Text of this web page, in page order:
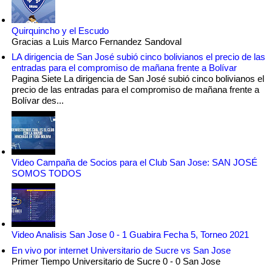
Quirquincho y el Escudo
Gracias a Luis Marco Fernandez Sandoval
LA dirigencia de San José subió cinco bolivianos el precio de las
entradas para el compromiso de mañana frente a Bolívar
Pagina Siete La dirigencia de San José subió cinco bolivianos el
precio de las entradas para el compromiso de mañana frente a
Bolívar des...
Video Campaña de Socios para el Club San Jose: SAN JOSÉ
SOMOS TODOS
Video Analisis San Jose 0 - 1 Guabira Fecha 5, Torneo 2021
En vivo por internet Universitario de Sucre vs San Jose
Primer Tiempo Universitario de Sucre 0 - 0 San Jose